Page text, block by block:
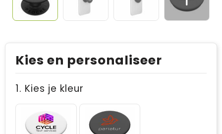
Kies en personaliseer
1. Kies je kleur